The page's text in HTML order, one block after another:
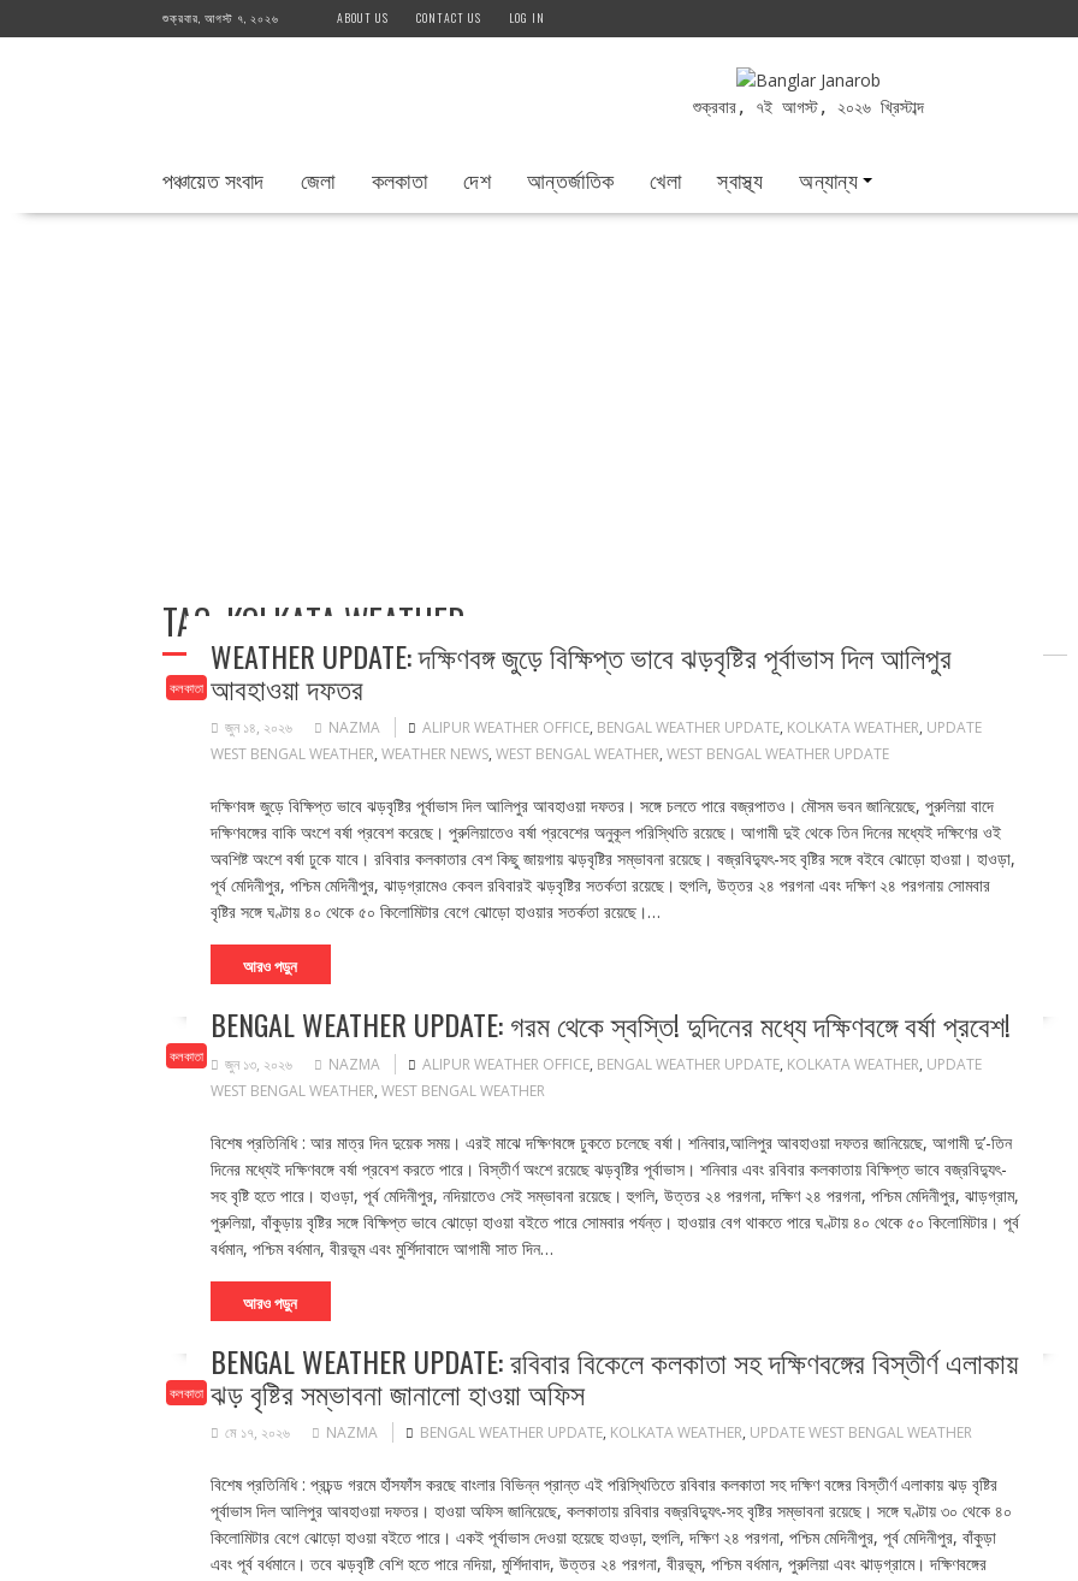
to
শুক্রবার, আগস্ট ৭, ২০২৬ ABOUT US CONTACT US LOG IN
শুক্রবার, ৭ই আগস্ট, ২০২৬ খ্রিস্টাব্দ
পঞ্চায়েত সংবাদ জেলা কলকাতা দেশ আন্তর্জাতিক খেলা স্বাস্থ্য অন্যান্য
TAG: KOLKATA WEATHER
কলকাতা
WEATHER UPDATE: দক্ষিণবঙ্গ জুড়ে বিক্ষিপ্ত ভাবে ঝড়বৃষ্টির পূর্বাভাস দিল আলিপুর
আবহাওয়া দফতর
জুন ১৪, ২০২৬ NAZMA ALIPUR WEATHER OFFICE, BENGAL WEATHER UPDATE, KOLKATA WEATHER, UPDATE
WEST BENGAL WEATHER, WEATHER NEWS, WEST BENGAL WEATHER, WEST BENGAL WEATHER UPDATE
দক্ষিণবঙ্গ জুড়ে বিক্ষিপ্ত ভাবে ঝড়বৃষ্টির পূর্বাভাস দিল আলিপুর আবহাওয়া দফতর। সঙ্গে চলতে পারে বজ্রপাতও। মৌসম ভবন জানিয়েছে, পুরুলিয়া বাদে
দক্ষিণবঙ্গের বাকি অংশে বর্ষা প্রবেশ করেছে। পুরুলিয়াতেও বর্ষা প্রবেশের অনুকূল পরিস্থিতি রয়েছে। আগামী দুই থেকে তিন দিনের মধ্যেই দক্ষিণের ওই
অবশিষ্ট অংশে বর্ষা ঢুকে যাবে। রবিবার কলকাতার বেশ কিছু জায়গায় ঝড়বৃষ্টির সম্ভাবনা রয়েছে। বজ্রবিদ্যুৎ-সহ বৃষ্টির সঙ্গে বইবে ঝোড়ো হাওয়া। হাওড়া,
পূর্ব মেদিনীপুর, পশ্চিম মেদিনীপুর, ঝাড়গ্রামেও কেবল রবিবারই ঝড়বৃষ্টির সতর্কতা রয়েছে। হুগলি, উত্তর ২৪ পরগনা এবং দক্ষিণ ২৪ পরগনায় সোমবার
বৃষ্টির সঙ্গে ঘণ্টায় ৪০ থেকে ৫০ কিলোমিটার বেগে ঝোড়ো হাওয়ার সতর্কতা রয়েছে।…
আরও পড়ুন
কলকাতা
BENGAL WEATHER UPDATE: গরম থেকে স্বস্তি! দুদিনের মধ্যে দক্ষিণবঙ্গে বর্ষা প্রবেশ!
জুন ১৩, ২০২৬ NAZMA ALIPUR WEATHER OFFICE, BENGAL WEATHER UPDATE, KOLKATA WEATHER, UPDATE
WEST BENGAL WEATHER, WEST BENGAL WEATHER
বিশেষ প্রতিনিধি : আর মাত্র দিন দুয়েক সময়। এরই মাঝে দক্ষিণবঙ্গে ঢুকতে চলেছে বর্ষা। শনিবার,আলিপুর আবহাওয়া দফতর জানিয়েছে, আগামী দু’-তিন
দিনের মধ্যেই দক্ষিণবঙ্গে বর্ষা প্রবেশ করতে পারে। বিস্তীর্ণ অংশে রয়েছে ঝড়বৃষ্টির পূর্বাভাস। শনিবার এবং রবিবার কলকাতায় বিক্ষিপ্ত ভাবে বজ্রবিদ্যুৎ-
সহ বৃষ্টি হতে পারে। হাওড়া, পূর্ব মেদিনীপুর, নদিয়াতেও সেই সম্ভাবনা রয়েছে। হুগলি, উত্তর ২৪ পরগনা, দক্ষিণ ২৪ পরগনা, পশ্চিম মেদিনীপুর, ঝাড়গ্রাম,
পুরুলিয়া, বাঁকুড়ায় বৃষ্টির সঙ্গে বিক্ষিপ্ত ভাবে ঝোড়ো হাওয়া বইতে পারে সোমবার পর্যন্ত। হাওয়ার বেগ থাকতে পারে ঘণ্টায় ৪০ থেকে ৫০ কিলোমিটার। পূর্ব
বর্ধমান, পশ্চিম বর্ধমান, বীরভূম এবং মুর্শিদাবাদে আগামী সাত দিন…
আরও পড়ুন
কলকাতা
BENGAL WEATHER UPDATE: রবিবার বিকেলে কলকাতা সহ দক্ষিণবঙ্গের বিস্তীর্ণ এলাকায়
ঝড় বৃষ্টির সম্ভাবনা জানালো হাওয়া অফিস
মে ১৭, ২০২৬ NAZMA BENGAL WEATHER UPDATE, KOLKATA WEATHER, UPDATE WEST BENGAL WEATHER
বিশেষ প্রতিনিধি : প্রচন্ড গরমে হাঁসফাঁস করছে বাংলার বিভিন্ন প্রান্ত এই পরিস্থিতিতে রবিবার কলকাতা সহ দক্ষিণ বঙ্গের বিস্তীর্ণ এলাকায় ঝড় বৃষ্টির
পূর্বাভাস দিল আলিপুর আবহাওয়া দফতর। হাওয়া অফিস জানিয়েছে, কলকাতায় রবিবার বজ্রবিদ্যুৎ-সহ বৃষ্টির সম্ভাবনা রয়েছে। সঙ্গে ঘণ্টায় ৩০ থেকে ৪০
কিলোমিটার বেগে ঝোড়ো হাওয়া বইতে পারে। একই পূর্বাভাস দেওয়া হয়েছে হাওড়া, হুগলি, দক্ষিণ ২৪ পরগনা, পশ্চিম মেদিনীপুর, পূর্ব মেদিনীপুর, বাঁকুড়া
এবং পূর্ব বর্ধমানে। তবে ঝড়বৃষ্টি বেশি হতে পারে নদিয়া, মুর্শিদাবাদ, উত্তর ২৪ পরগনা, বীরভূম, পশ্চিম বর্ধমান, পুরুলিয়া এবং ঝাড়গ্রামে। দক্ষিণবঙ্গের